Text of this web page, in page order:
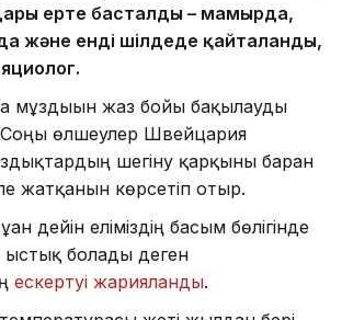
ерте басталды – мамырда,
және енді шілдеде қайталанды,
мұздығын жаз бойы бақылауды
өлшеулер Швейцария
шегіну қарқыны барған
жатқанын көрсетіп отыр.
дейін еліміздің басым бөлігінде
ыстық болады деген
ескертуі жарияланды.